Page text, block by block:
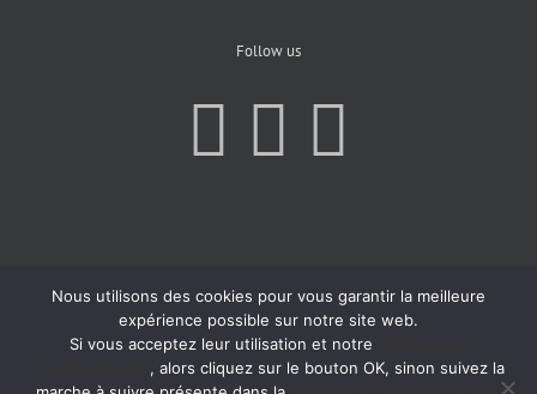
Follow us
Nous utilisons des cookies pour vous garantir la meilleure
expérience possible sur notre site web.
Si vous acceptez leur utilisation et notre
, alors cliquez sur le bouton OK, sinon suivez la